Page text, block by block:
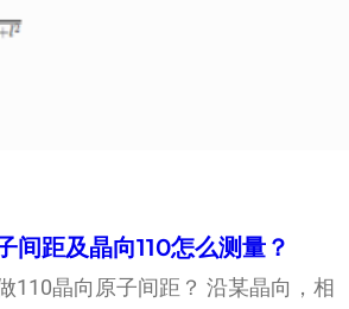
间距及晶向110怎么测量？
110晶向原子间距？ 沿某晶向，相